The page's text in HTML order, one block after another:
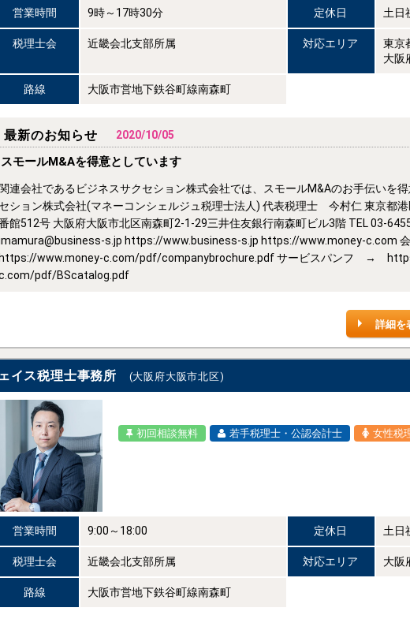
営業時間 9時～17時30分 定休日 土日
税理士会 近畿会北支部所属 対応エリア
東京
大阪
路線 大阪市営地下鉄谷町線南森町
最新のお知らせ 2020/10/05
スモールM&Aを得意としています
連会社であるビジネスサクセション株式会社では、スモールM&Aのお手伝いを
ション株式会社(マネーコンシェルジュ税理士法人) 代表税理士 今村仁 東京都
館512号 大阪府大阪市北区南森町2-1-29三井住友銀行南森町ビル3階 TEL 03-
s.jp https://www.business-s.jp https://www.money-
www.money-c.com/pdf/companybrochure.pdf サービスパンフ →
pdf/BScatalog.pdf
詳細を
イス税理士事務所 (大阪府大阪市北区)
初回相談無料 若手税理士・公認会計士 女性税
営業時間 9:00～18:00 定休日 土日
税理士会 近畿会北支部所属 対応エリア 大阪
路線 大阪市営地下鉄谷町線南森町